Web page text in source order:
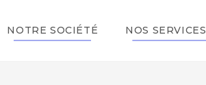
NOTRE SOCIÉTÉ NOS SERVICES